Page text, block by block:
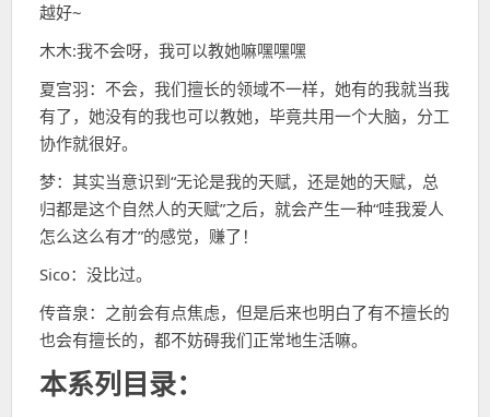
越好~
木木:我不会呀，我可以教她嘛嘿嘿嘿
夏宫羽：不会，我们擅长的领域不一样，她有的我就当我
有了，她没有的我也可以教她，毕竟共用一个大脑，分工
协作就很好。
梦：其实当意识到“无论是我的天赋，还是她的天赋，总
归都是这个自然人的天赋”之后，就会产生一种“哇我爱人
怎么这么有才”的感觉，赚了！
Sico：没比过。
传音泉：之前会有点焦虑，但是后来也明白了有不擅长的
也会有擅长的，都不妨碍我们正常地生活嘛。
本系列目录：